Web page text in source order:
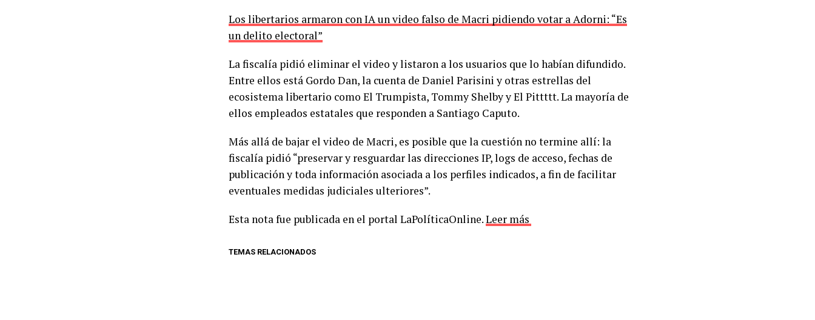
Los libertarios armaron con IA un video falso de Macri pidiendo votar a Adorni: “Es
un delito electoral”
La fiscalía pidió eliminar el video y listaron a los usuarios que lo habían difundido.
Entre ellos está Gordo Dan, la cuenta de Daniel Parisini y otras estrellas del
ecosistema libertario como El Trumpista, Tommy Shelby y El Pittttt. La mayoría de
ellos empleados estatales que responden a Santiago Caputo.
Más allá de bajar el video de Macri, es posible que la cuestión no termine allí: la
fiscalía pidió “preservar y resguardar las direcciones IP, logs de acceso, fechas de
publicación y toda información asociada a los perfiles indicados, a fin de facilitar
eventuales medidas judiciales ulteriores”.
Esta nota fue publicada en el portal LaPolíticaOnline.Leer más
TEMAS RELACIONADOS